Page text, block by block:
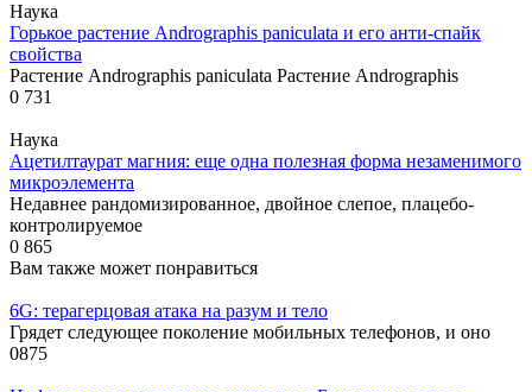
Наука
Горькое растение Andrographis paniculata и его анти-спайк
свойства
Растение Andrographis paniculata Растение Andrographis
0 731
Наука
Ацетилтаурат магния: еще одна полезная форма незаменимого
микроэлемента
Недавнее рандомизированное, двойное слепое, плацебо-
контролируемое
0 865
Вам также может понравиться
6G: терагерцовая атака на разум и тело
Грядет следующее поколение мобильных телефонов, и оно
0875